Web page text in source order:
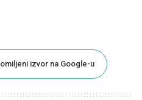
izvor na Google-u